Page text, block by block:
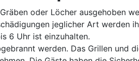
oder Löcher ausgehoben
jeglicher Art werden
6 Uhr ist einzuhalten.
werden. Das Grillen und